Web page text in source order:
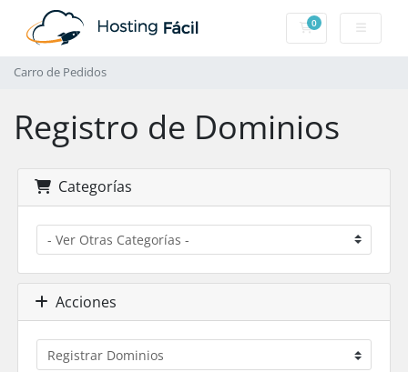
0Carro de Pedidos
Carro de Pedidos
Registro de Dominios
Categorías
Acciones